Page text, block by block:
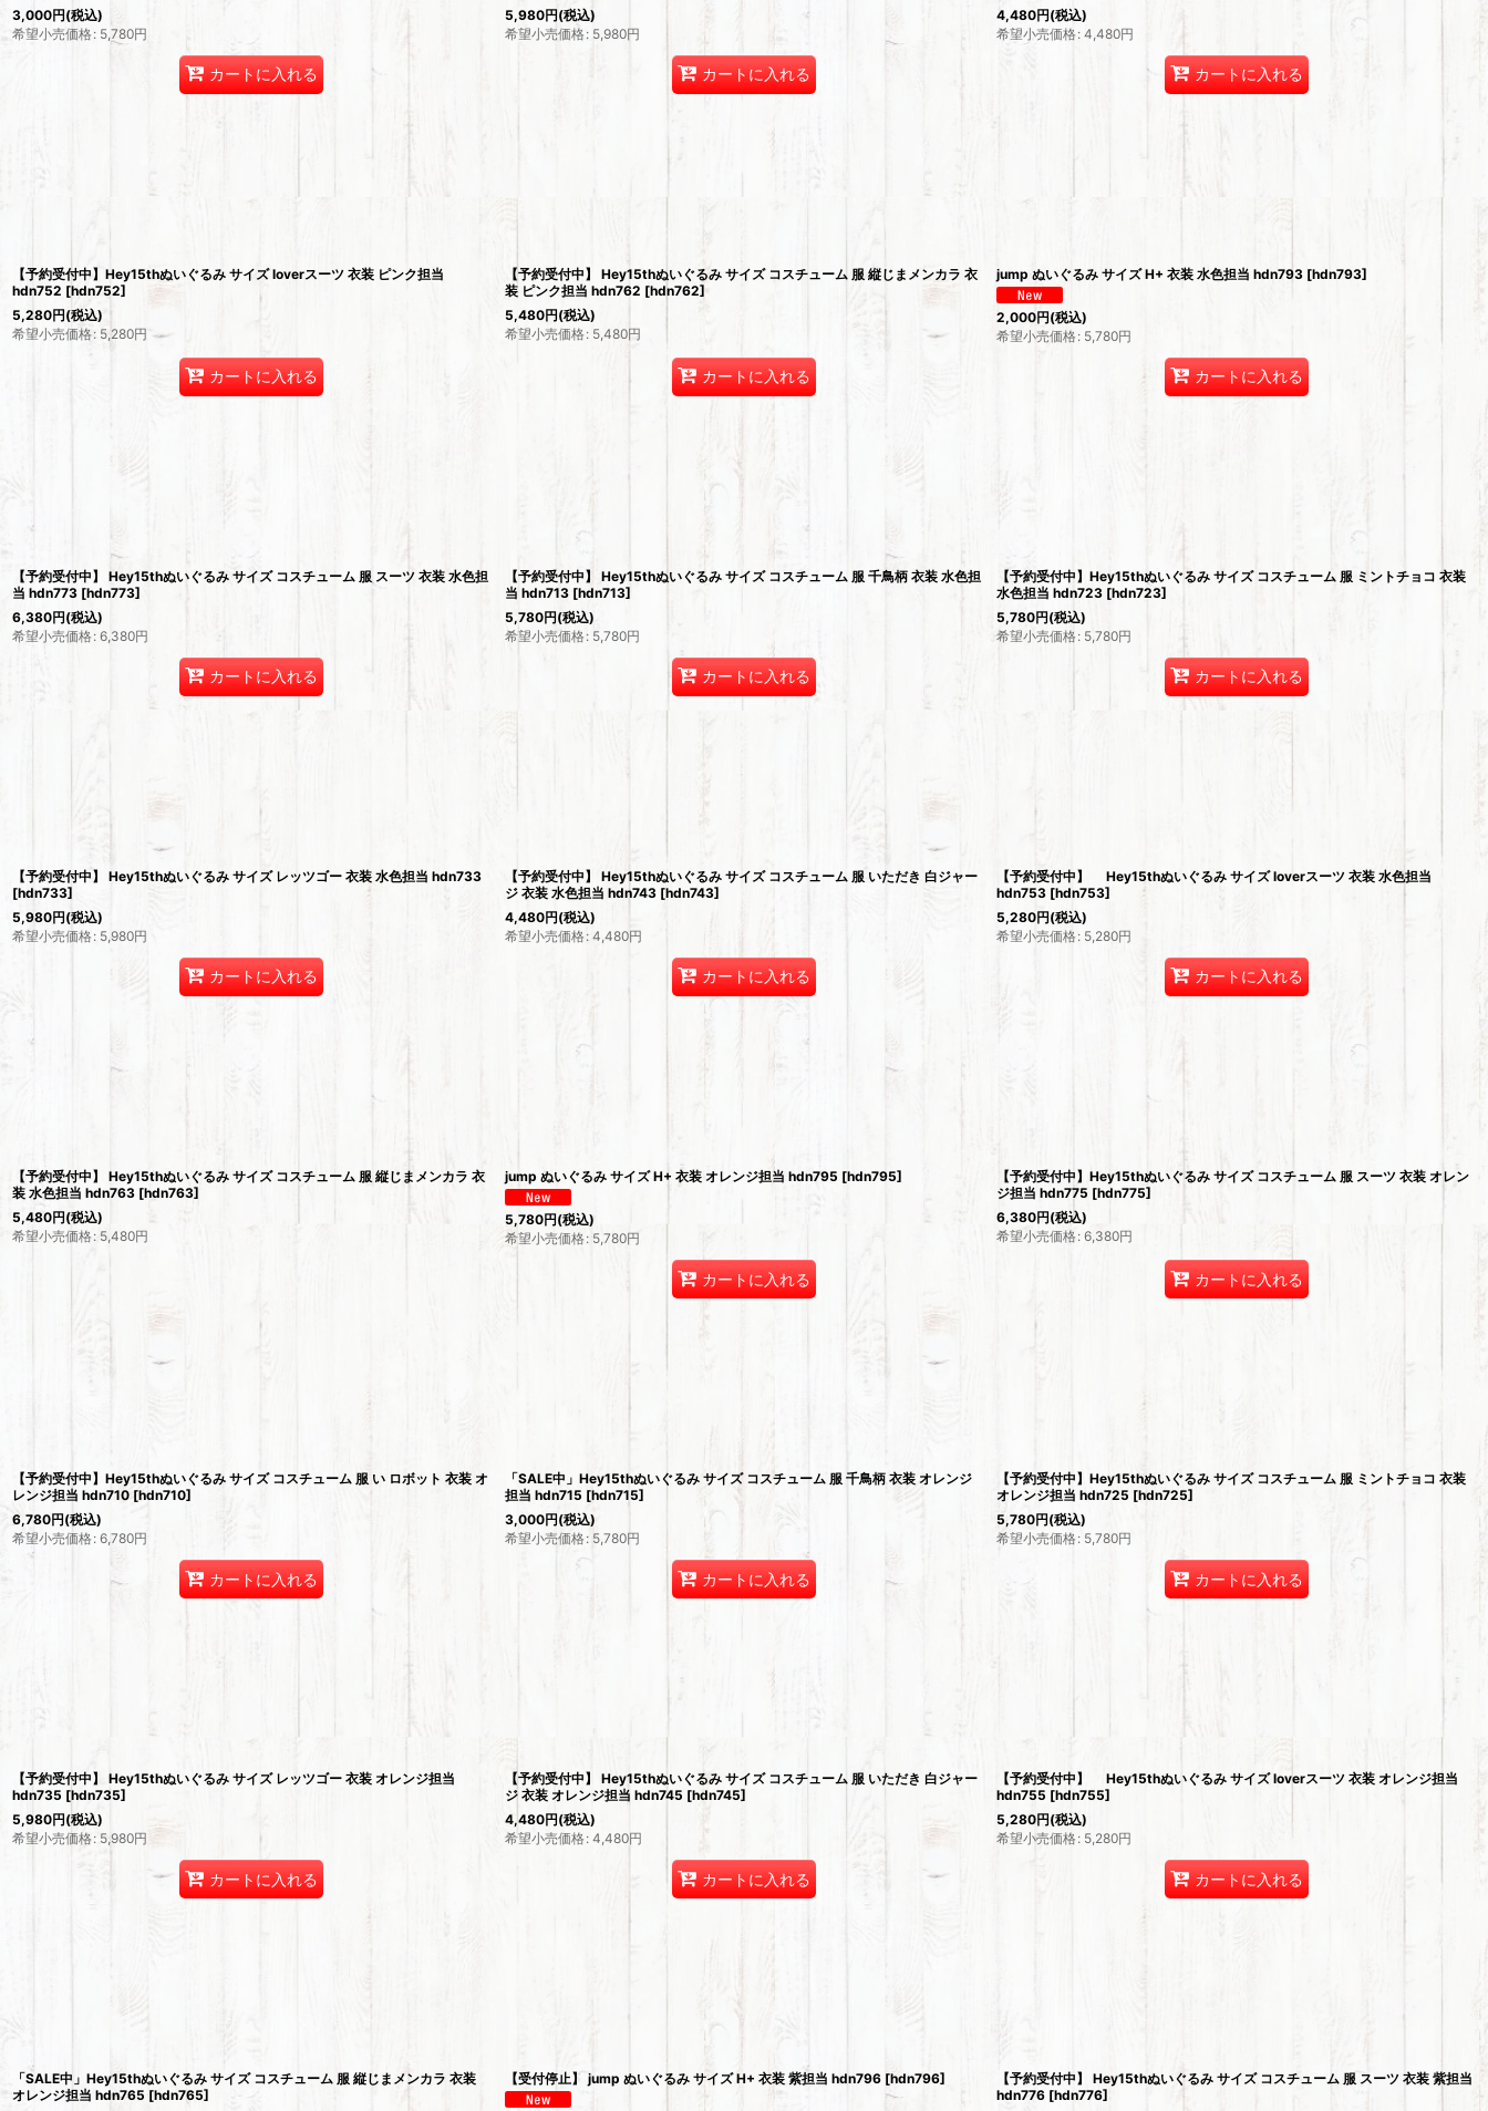
3,000円(税込)
希望小売価格 : 5,780円
カートに入れる
5,980円(税込)
希望小売価格: 5,980円
カートに入れる
4,480円(税込)
希望小売価格: 4,480円
カートに入れる
【予約受付中】Hey15thぬいぐるみ サイズ loverスーツ 衣装 ピンク担当
hdn752 [hdn752]
5,280円(税込)
希望小売価格: 5,280円
カートに入れる
【予約受付中】 Hey15thぬいぐるみ サイズ コスチューム 服 縦じまメンカラ 衣
装 ピンク担当 hdn762 [hdn762]
5,480円(税込)
希望小売価格 : 5,480円
カートに入れる
jump ぬいぐるみ サイズ H+ 衣装 水色担当 hdn793 [hdn793]
2,000円(税込)
希望小売価格: 5,780円
カートに入れる
【予約受付中】 Hey15thぬいぐるみ サイズ コスチューム 服 スーツ 衣装 水色担
当 hdn773 [hdn773]
6,380円(税込)
希望小売価格: 6,380円
カートに入れる
【予約受付中】 Hey15thぬいぐるみ サイズ コスチューム 服 千鳥柄 衣装 水色担
当 hdn713 [hdn713]
5,780円(税込)
希望小売価格 : 5,780円
カートに入れる
【予約受付中】Hey15thぬいぐるみ サイズ コスチューム 服 ミントチョコ 衣装
水色担当 hdn723 [hdn723]
5,780円(税込)
希望小売価格: 5,780円
カートに入れる
【予約受付中】 Hey15thぬいぐるみ サイズ レッツゴー 衣装 水色担当 hdn733
[hdn733]
5,980円(税込)
希望小売価格: 5,980円
カートに入れる
【予約受付中】 Hey15thぬいぐるみ サイズ コスチューム 服 いただき 白ジャー
ジ 衣装 水色担当 hdn743 [hdn743]
4,480円(税込)
希望小売価格: 4,480円
カートに入れる
【予約受付中】 Hey15thぬいぐるみ サイズ loverスーツ 衣装 水色担当
hdn753 [hdn753]
5,280円(税込)
希望小売価格: 5,280円
カートに入れる
【予約受付中】 Hey15thぬいぐるみ サイズ コスチューム 服 縦じまメンカラ 衣
装 水色担当 hdn763 [hdn763]
5,480円(税込)
希望小売価格: 5,480円
jump ぬいぐるみ サイズ H+ 衣装 オレンジ担当 hdn795 [hdn795]
5,780円(税込)
希望小売価格 : 5,780円
カートに入れる
【予約受付中】Hey15thぬいぐるみ サイズ コスチューム 服 スーツ 衣装 オレン
ジ担当 hdn775 [hdn775]
6,380円(税込)
希望小売価格: 6,380円
カートに入れる
【予約受付中】Hey15thぬいぐるみ サイズ コスチューム 服 い ロボット 衣装 オ
レンジ担当 hdn710 [hdn710]
6,780円(税込)
希望小売価格: 6,780円
カートに入れる
「SALE中」Hey15thぬいぐるみ サイズ コスチューム 服 千鳥柄 衣装 オレンジ
担当 hdn715 [hdn715]
3,000円(税込)
希望小売価格: 5,780円
カートに入れる
【予約受付中】Hey15thぬいぐるみ サイズ コスチューム 服 ミントチョコ 衣装
オレンジ担当 hdn725 [hdn725]
5,780円(税込)
希望小売価格: 5,780円
カートに入れる
【予約受付中】 Hey15thぬいぐるみ サイズ レッツゴー 衣装 オレンジ担当
hdn735 [hdn735]
5,980円(税込)
希望小売価格: 5,980円
カートに入れる
【予約受付中】 Hey15thぬいぐるみ サイズ コスチューム 服 いただき 白ジャー
ジ 衣装 オレンジ担当 hdn745 [hdn745]
4,480円(税込)
希望小売価格 : 4,480円
カートに入れる
【予約受付中】 Hey15thぬいぐるみ サイズ loverスーツ 衣装 オレンジ担当
hdn755 [hdn755]
5,280円(税込)
希望小売価格: 5,280円
カートに入れる
「SALE中」Hey15thぬいぐるみ サイズ コスチューム 服 縦じまメンカラ 衣装
オレンジ担当 hdn765 [hdn765]
【受付停止】 jump ぬいぐるみ サイズ H+ 衣装 紫担当 hdn796 [hdn796]
【予約受付中】 Hey15thぬいぐるみ サイズ コスチューム 服 スーツ 衣装 紫担当
hdn776 [hdn776]